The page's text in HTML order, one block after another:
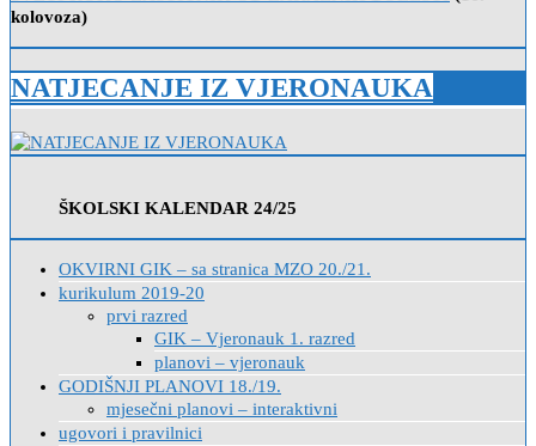
kolovoza)
NATJECANJE IZ VJERONAUKA
ŠKOLSKI KALENDAR 24/25
OKVIRNI GIK – sa stranica MZO 20./21.
kurikulum 2019-20
prvi razred
GIK – Vjeronauk 1. razred
planovi – vjeronauk
GODIŠNJI PLANOVI 18./19.
mjesečni planovi – interaktivni
ugovori i pravilnici